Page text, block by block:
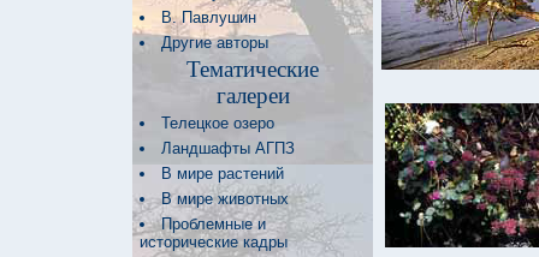
В. Павлушин
Другие авторы
Тематические
галереи
Телецкое озеро
Ландшафты АГПЗ
В мире растений
В мире животных
Проблемные и
исторические кадры